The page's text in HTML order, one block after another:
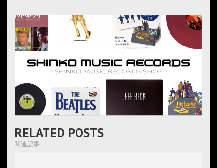
RELATED POSTS
関連記事